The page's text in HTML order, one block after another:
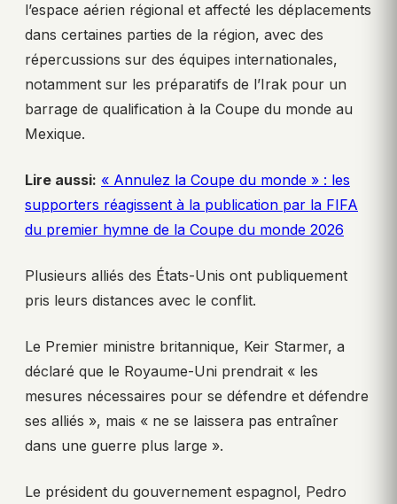
l’espace aérien régional et affecté les déplacements
dans certaines parties de la région, avec des
répercussions sur des équipes internationales,
notamment sur les préparatifs de l’Irak pour un
barrage de qualification à la Coupe du monde au
Mexique.
Lire aussi: « Annulez la Coupe du monde » : les
supporters réagissent à la publication par la FIFA
du premier hymne de la Coupe du monde 2026
Plusieurs alliés des États-Unis ont publiquement
pris leurs distances avec le conflit.
Le Premier ministre britannique, Keir Starmer, a
déclaré que le Royaume-Uni prendrait « les
mesures nécessaires pour se défendre et défendre
ses alliés », mais « ne se laissera pas entraîner
dans une guerre plus large ».
Le président du gouvernement espagnol, Pedro